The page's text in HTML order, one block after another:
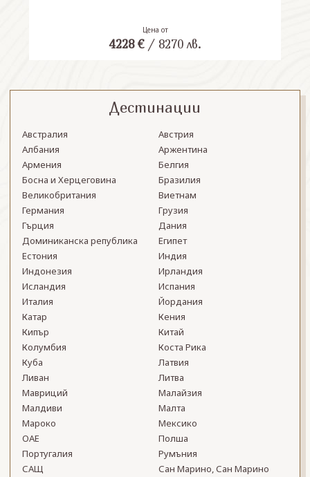
Цена от
4228 €/ 8270 лв.
Дестинации
Австралия
Австрия
Албания
Аржентина
Армения
Белгия
Босна и Херцеговина
Бразилия
Великобритания
Виетнам
Германия
Грузия
Гърция
Дания
Доминиканска република
Египет
Естония
Индия
Индонезия
Ирландия
Исландия
Испания
Италия
Йордания
Катар
Кения
Кипър
Китай
Колумбия
Коста Рика
Куба
Латвия
Ливан
Литва
Мавриций
Малайзия
Малдиви
Малта
Мароко
Мексико
ОАЕ
Полша
Португалия
Румъния
САЩ
Сан Марино, Сан Марино